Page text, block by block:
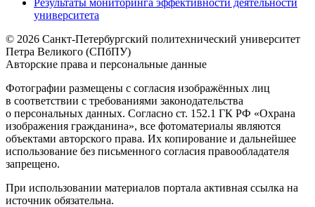
Результаты мониторинга эффективности деятельности
университета
© 2026 Санкт-Петербургский политехнический университет
Петра Великого (СПбПУ)
Авторские права и персональные данные
Фотографии размещены с согласия изображённых лиц
в соответствии с требованиями законодательства
о персональных данных. Согласно ст. 152.1 ГК РФ «Охрана
изображения гражданина», все фотоматериалы являются
объектами авторского права. Их копирование и дальнейшее
использование без письменного согласия правообладателя
запрещено.
При использовании материалов портала активная ссылка на
источник обязательна.